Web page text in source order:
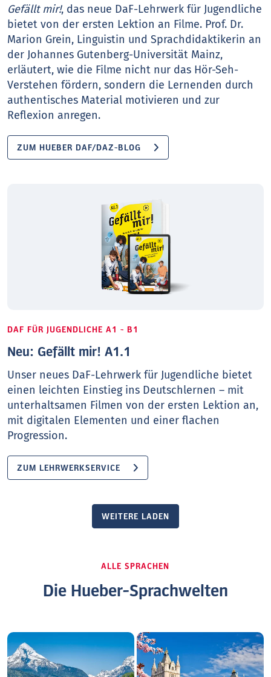
Gefällt mir!, das neue DaF-Lehrwerk für Jugendliche
bietet von der ersten Lektion an Filme. Prof. Dr.
Marion Grein, Linguistin und Sprachdidaktikerin an
der Johannes Gutenberg-Universität Mainz,
erläutert, wie die Filme nicht nur das Hör-Seh-
Verstehen fördern, sondern die Lernenden durch
authentisches Material motivieren und zur
Reflexion anregen.
ZUM HUEBER DAF/DAZ-BLOG
DAF FÜR JUGENDLICHE A1 - B1
Neu: Gefällt mir! A1.1
Unser neues DaF-Lehrwerk für Jugendliche bietet
einen leichten Einstieg ins Deutschlernen – mit
unterhaltsamen Filmen von der ersten Lektion an,
mit digitalen Elementen und einer flachen
Progression.
ZUM LEHRWERKSERVICE
WEITERE LADEN
ALLE SPRACHEN
Die Hueber-Sprachwelten